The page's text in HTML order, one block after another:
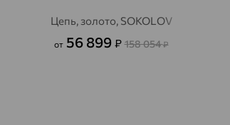
Цепь, золото, SOKOLOV
от 56 899 ₽ 158 054₽